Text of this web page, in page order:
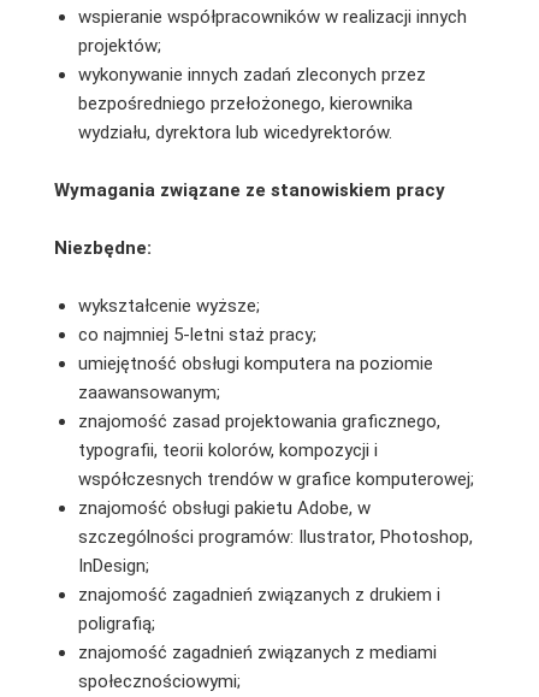
wspieranie współpracowników w realizacji innych
projektów;
wykonywanie innych zadań zleconych przez
bezpośredniego przełożonego, kierownika
wydziału, dyrektora lub wicedyrektorów.
Wymagania związane ze stanowiskiem pracy
Niezbędne:
wykształcenie wyższe;
co najmniej 5-letni staż pracy;
umiejętność obsługi komputera na poziomie
zaawansowanym;
znajomość zasad projektowania graficznego,
typografii, teorii kolorów, kompozycji i
współczesnych trendów w grafice komputerowej;
znajomość obsługi pakietu Adobe, w
szczególności programów: Ilustrator, Photoshop,
InDesign;
znajomość zagadnień związanych z drukiem i
poligrafią;
znajomość zagadnień związanych z mediami
społecznościowymi;